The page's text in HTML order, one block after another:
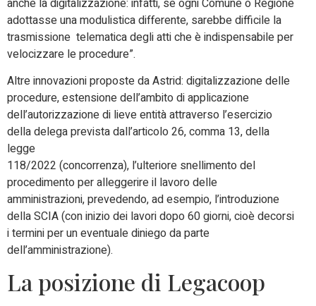
adottasse una modulistica differente, sarebbe difficile la
trasmissione telematica degli atti che è indispensabile per
velocizzare le procedure”.
Altre innovazioni proposte da Astrid: digitalizzazione delle
procedure, estensione dell’ambito di applicazione
dell’autorizzazione di lieve entità attraverso l’esercizio
della delega prevista dall’articolo 26, comma 13, della
legge
118/2022 (concorrenza), l’ulteriore snellimento del
procedimento per alleggerire il lavoro delle
amministrazioni, prevedendo, ad esempio, l’introduzione
della SCIA (con inizio dei lavori dopo 60 giorni, cioè decorsi
i termini per un eventuale diniego da parte
dell’amministrazione).
La posizione di Legacoop